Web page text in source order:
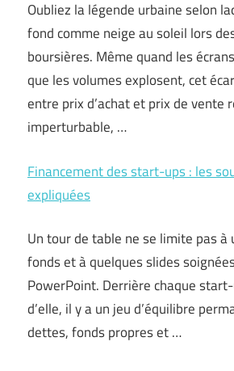
Oubliez la légende urbaine selon
fond comme neige au soleil lors
boursières. Même quand les
que les volumes explosent, cet
entre prix d’achat et prix de vente
imperturbable, …
Financement des start-ups : les
expliquées
Un tour de table ne se limite pas à
fonds et à quelques slides
PowerPoint. Derrière chaque
d’elle, il y a un jeu d’équilibre
dettes, fonds propres et …